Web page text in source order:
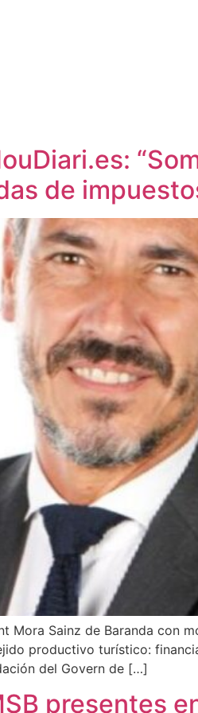
de
Sainz de Baranda con
productivo turístico:
del Govern de […]
presentes